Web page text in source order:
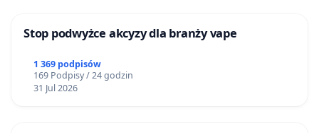
Stop podwyżce akcyzy dla branży vape
1 369 podpisów
169 Podpisy / 24 godzin
31 Jul 2026